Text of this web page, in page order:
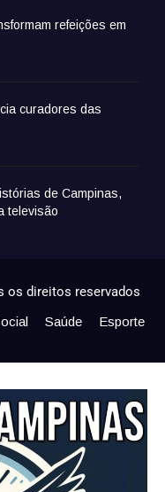
refeições em
curadores das
de Campinas,
televisão
os direitos reservados
Saúde
Esporte